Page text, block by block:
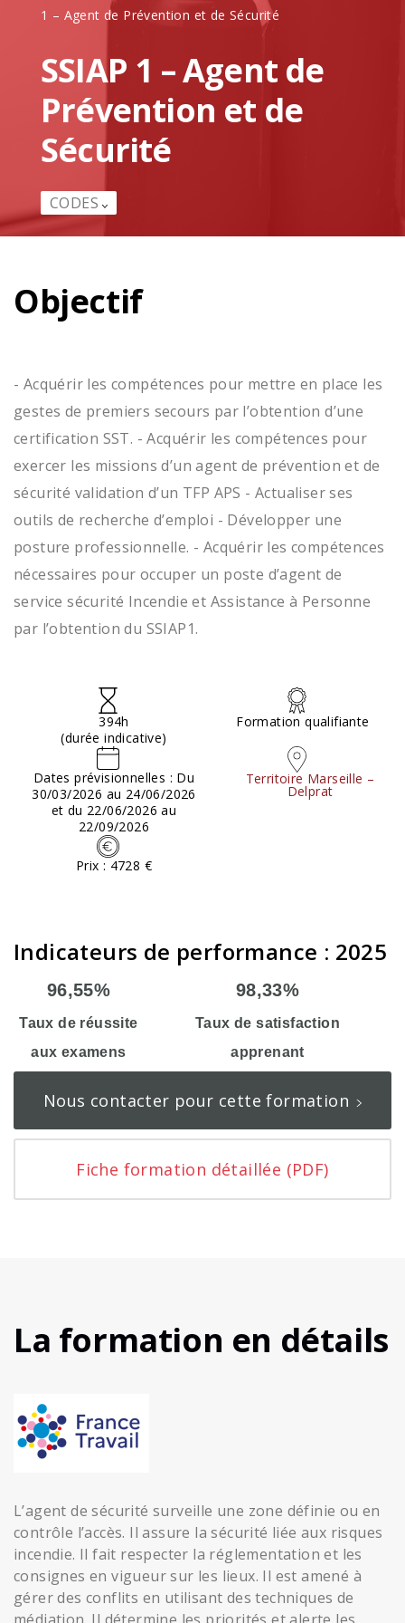
1 – Agent de Prévention et de Sécurité
SSIAP 1 – Agent de
Prévention et de
Sécurité
CODES
Objectif
- Acquérir les compétences pour mettre en place les
gestes de premiers secours par l’obtention d’une
certification SST. - Acquérir les compétences pour
exercer les missions d’un agent de prévention et de
sécurité validation d’un TFP APS - Actualiser ses
outils de recherche d’emploi - Développer une
posture professionnelle. - Acquérir les compétences
nécessaires pour occuper un poste d’agent de
service sécurité Incendie et Assistance à Personne
par l’obtention du SSIAP1.
394h
(durée indicative)
Formation qualifiante
Dates prévisionnelles : Du
30/03/2026 au 24/06/2026
et du 22/06/2026 au
22/09/2026
Territoire Marseille –
Delprat
Prix : 4728 €
Indicateurs de performance : 2025
96,55%
Taux de réussite
aux examens
98,33%
Taux de satisfaction
apprenant
Nous contacter pour cette formation
Fiche formation détaillée (PDF)
La formation en détails
L’agent de sécurité surveille une zone définie ou en
contrôle l’accès. Il assure la sécurité liée aux risques
incendie. Il fait respecter la réglementation et les
consignes en vigueur sur les lieux. Il est amené à
gérer des conflits en utilisant des techniques de
médiation. Il détermine les priorités et alerte les